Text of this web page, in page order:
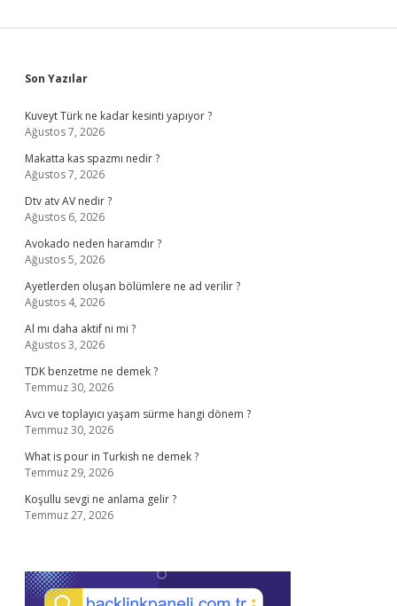
Sidebar
Son Yazılar
Kuveyt Türk ne kadar kesinti yapıyor ?
Ağustos 7, 2026
Makatta kas spazmı nedir ?
Ağustos 7, 2026
Dtv atv AV nedir ?
Ağustos 6, 2026
Avokado neden haramdır ?
Ağustos 5, 2026
Ayetlerden oluşan bölümlere ne ad verilir ?
Ağustos 4, 2026
Al mı daha aktif ni mi ?
Ağustos 3, 2026
TDK benzetme ne demek ?
Temmuz 30, 2026
Avcı ve toplayıcı yaşam sürme hangi dönem ?
Temmuz 30, 2026
What is pour in Turkish ne demek ?
Temmuz 29, 2026
Koşullu sevgi ne anlama gelir ?
Temmuz 27, 2026